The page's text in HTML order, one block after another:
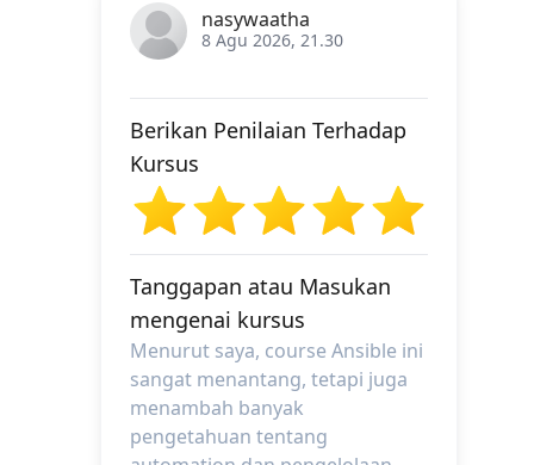
nasywaatha
8 Agu 2026, 21.30
Berikan Penilaian Terhadap
Kursus
Tanggapan atau Masukan
mengenai kursus
Menurut saya, course Ansible ini
sangat menantang, tetapi juga
menambah banyak
pengetahuan tentang